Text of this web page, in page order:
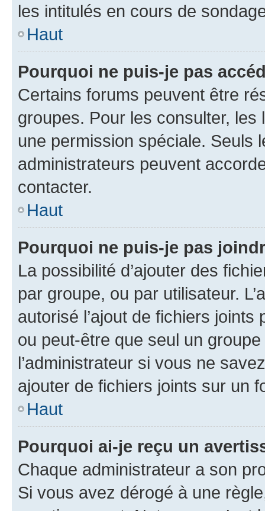
les intitulés en cours de
Haut
Pourquoi ne puis-je pas
Certains forums peuvent être
groupes. Pour les consulter,
une permission spéciale. Seuls
administrateurs peuvent
contacter.
Haut
Pourquoi ne puis-je pas
La possibilité d’ajouter des
par groupe, ou par utilisateur.
autorisé l’ajout de fichiers
ou peut-être que seul un
l’administrateur si vous ne
ajouter de fichiers joints sur un
Haut
Pourquoi ai-je reçu un
Chaque administrateur a son
Si vous avez dérogé à une